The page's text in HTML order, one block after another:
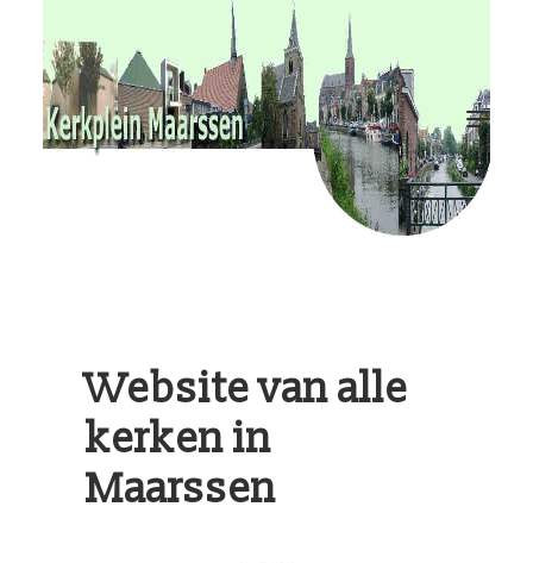
RvKM
Gemeenschappen
Kerkbladen
Website van alle
kerken in
Maarssen